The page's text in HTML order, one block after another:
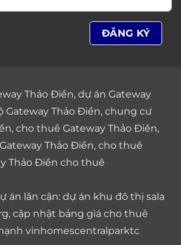
Thảo Điền, dự án Gateway
Gateway Thảo Điền, chung cư
, cho thuê Gateway Thảo Điền,
Thảo Điền, cho thuê
Thảo Điền cho thuê
án lân cận: dự án khu đô thị sala
cập nhật bảng giá cho thuê
vinhomescentralparktc